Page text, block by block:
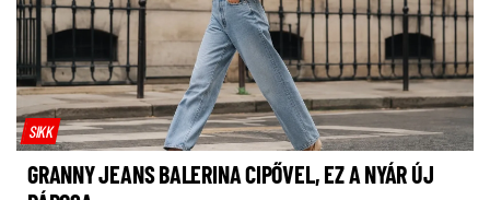
SIKK
GRANNY JEANS BALERINA CIPŐVEL, EZ A NYÁR ÚJ